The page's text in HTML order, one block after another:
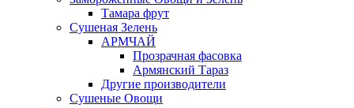
Тамара фрут
Сушеная Зелень
АРМЧАЙ
Прозрачная фасовка
Армянский Тараз
Другие производители
Сушеные Овощи